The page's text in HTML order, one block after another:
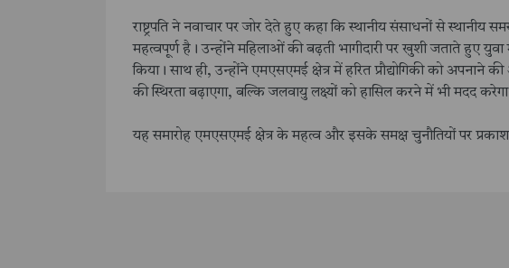
राष्ट्रपति ने नवाचार पर जोर देते हुए कहा कि स्थानीय संसाधनों से
महत्वपूर्ण है। उन्होंने महिलाओं की बढ़ती भागीदारी पर खुशी जताते हुए
किया। साथ ही, उन्होंने एमएसएमई क्षेत्र में हरित प्रौद्योगिकी को
की स्थिरता बढ़ाएगा, बल्कि जलवायु लक्ष्यों को हासिल करने में भी मदद
यह समारोह एमएसएमई क्षेत्र के महत्व और इसके समक्ष चुनौतियों पर